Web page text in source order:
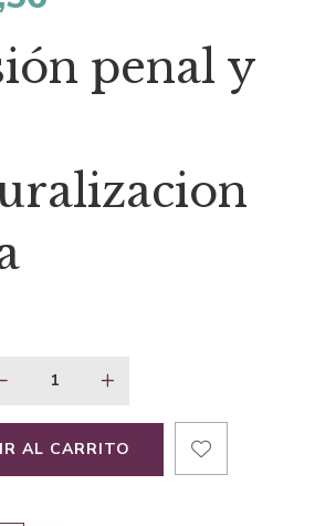
precio
actual
es:
$16,56.
penal y
AL CARRITO